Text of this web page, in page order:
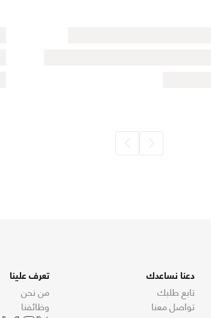
دعنا نساعدك
تابع طلبك
تواصل معنا
تعرف علينا
من نحن
وظائفنا